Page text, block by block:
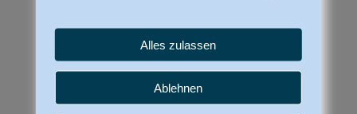
Weitere Informationen
Barrierefreiheit
Alles zulassen
Ablehnen